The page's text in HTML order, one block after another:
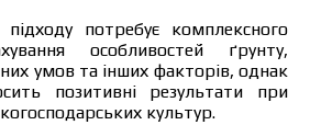
потребує комплексного
особливостей ґрунту,
умов та інших факторів, однак
позитивні результати при
культур.